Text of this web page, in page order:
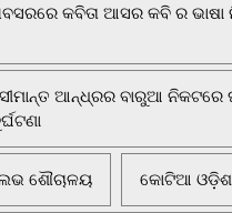
କବିତା ଆସର କବି ର ଭାଷା
ଆନ୍ଧ୍ରର ବାରୁଆ ନିକଟରେ
ଶୌଚାଳୟ କୋଟିଆ